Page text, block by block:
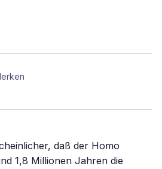
daß der Homo
1,8 Millionen Jahren die